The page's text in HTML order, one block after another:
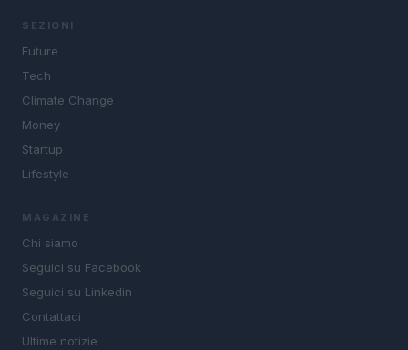
SEZIONI
Future
Tech
Climate Change
Money
Startup
Lifestyle
MAGAZINE
Chi siamo
Seguici su Facebook
Seguici su Linkedin
Contattaci
Ultime notizie